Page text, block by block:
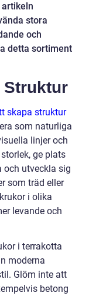
stora
och
detta sortiment
Struktur
skapa struktur
som naturliga
linjer och
ge plats
och utveckla sig
som träd eller
i olika
levande och
i terrakotta
moderna
Glöm inte att
betong